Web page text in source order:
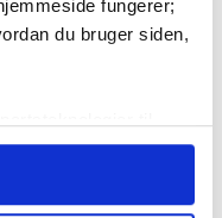
fungerer;
du bruger siden,
for at fortsætte som
vælge, hvilke typer
skiver til hjemmet,
støj, mens
begyndere og erfarne,
derhjemme. Den
sæt med stang ikke
kan du med fordel
lige nu, hvis du ønsker
stærke over længere tid.